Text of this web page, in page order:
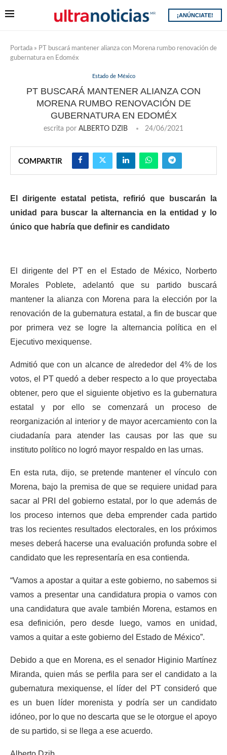
¡ANÚNCIATE!
Portada » PT buscará mantener alianza con Morena rumbo renovación de
gubernatura en Edoméx
Estado de México
PT BUSCARÁ MANTENER ALIANZA CON
MORENA RUMBO RENOVACIÓN DE
GUBERNATURA EN EDOMÉX
escrita por ALBERTO DZIB 24/06/2021
COMPARTIR
El dirigente estatal petista, refirió que buscarán la
unidad para buscar la alternancia en la entidad y lo
único que habría que definir es candidato
El dirigente del PT en el Estado de México, Norberto
Morales Poblete, adelantó que su partido buscará
mantener la alianza con Morena para la elección por la
renovación de la gubernatura estatal, a fin de buscar que
por primera vez se logre la alternancia política en el
Ejecutivo mexiquense.
Admitió que con un alcance de alrededor del 4% de los
votos, el PT quedó a deber respecto a lo que proyectaba
obtener, pero que el siguiente objetivo es la gubernatura
estatal y por ello se comenzará un proceso de
reorganización al interior y de mayor acercamiento con la
ciudadanía para atender las causas por las que su
instituto político no logró mayor respaldo en las urnas.
En esta ruta, dijo, se pretende mantener el vínculo con
Morena, bajo la premisa de que se requiere unidad para
sacar al PRI del gobierno estatal, por lo que además de
los proceso internos que deba emprender cada partido
tras los recientes resultados electorales, en los próximos
meses deberá hacerse una evaluación profunda sobre el
candidato que les representaría en esa contienda.
“Vamos a apostar a quitar a este gobierno, no sabemos si
vamos a presentar una candidatura propia o vamos con
una candidatura que avale también Morena, estamos en
esa definición, pero desde luego, vamos en unidad,
vamos a quitar a este gobierno del Estado de México”.
Debido a que en Morena, es el senador Higinio Martínez
Miranda, quien más se perfila para ser el candidato a la
gubernatura mexiquense, el líder del PT consideró que
es un buen líder morenista y podría ser un candidato
idóneo, por lo que no descarta que se le otorgue el apoyo
de su partido, si se llega a ese acuerdo.